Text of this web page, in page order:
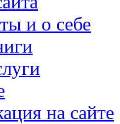
и о себе
на сайте